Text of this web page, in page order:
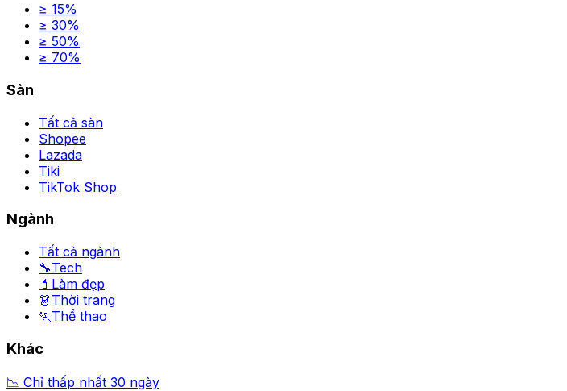
≥ 15%
≥ 30%
≥ 50%
≥ 70%
Sàn
Tất cả sàn
Shopee
Lazada
Tiki
TikTok Shop
Ngành
Tất cả ngành
🔧Tech
💄 Làm đẹp
👗Thời trang
🏃Thể thao
Khác
📉 Chỉ thấp nhất 30 ngày